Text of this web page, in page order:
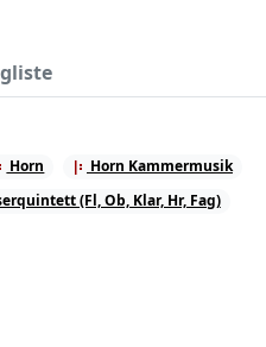
Horn
Horn Kammermusik
(Fl, Ob, Klar, Hr, Fag)